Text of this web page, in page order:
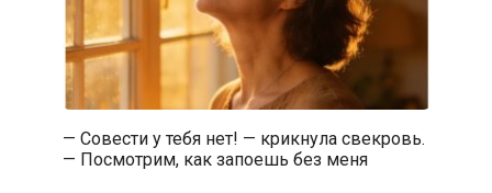
— Совести у тебя нет! — крикнула свекровь.
— Посмотрим, как запоешь без меня